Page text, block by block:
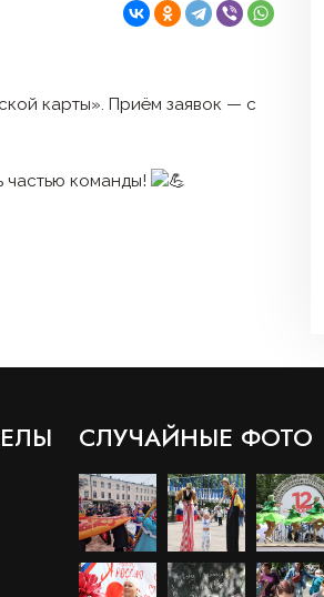
карты». Приём заявок — с
частью команды!
СЛУЧАЙНЫЕ ФОТО